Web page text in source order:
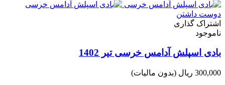
دوست داشتن
اشتراک گذاری
ناموجود
بادی اسپلش آدامس خرسی تیر 1402
300,000 ریال (بدون مالیات)